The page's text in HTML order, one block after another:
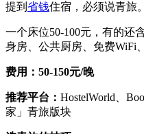
提到 省钱住宿，必须说青旅。
一个床位50-100元，有的还
身房、公共厨房、免费WiFi
费用：50-150元/晚
推荐平台： HostelWorld、
家」青旅版块